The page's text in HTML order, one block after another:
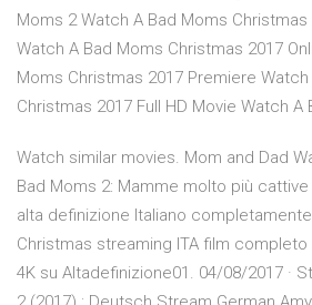
Moms 2 Watch A Bad Moms Christmas
Watch A Bad Moms Christmas 2017
Moms Christmas 2017 Premiere
Christmas 2017 Full HD Movie Watch A
Watch similar movies. Mom and Dad
Bad Moms 2: Mamme molto più
alta definizione Italiano
Christmas streaming ITA film completo
4K su Altadefinizione01. 04/08/2017 ·